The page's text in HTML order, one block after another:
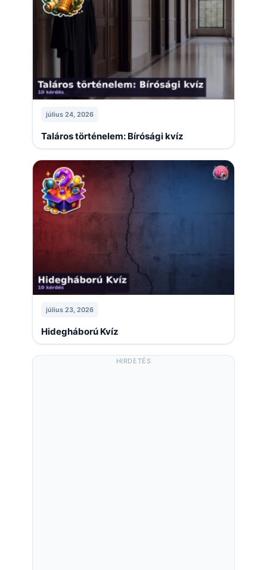
július 24, 2026
Taláros történelem: Bírósági kvíz
július 23, 2026
Hidegháború Kvíz
HIRDETÉS